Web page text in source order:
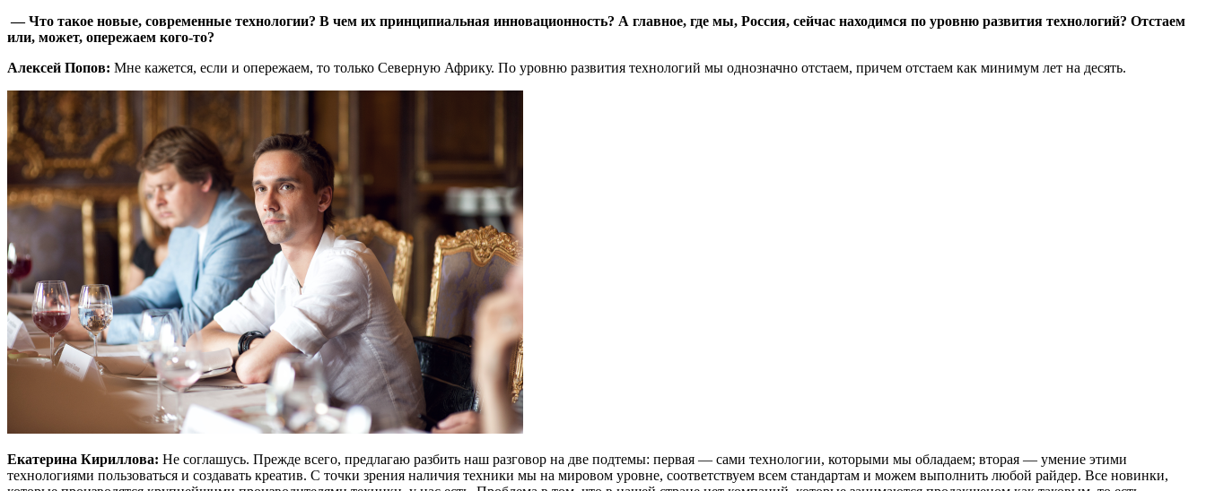
— Что такое новые, современные технологии? В чем их принципиальная инновационность? А главное, где мы, Россия, сейчас находимся по уровню развития технологий? Отстаем
или, может, опережаем кого-то?
Алексей Попов: Мне кажется, если и опережаем, то только Северную Африку. По уровню развития технологий мы однозначно отстаем, причем отстаем как минимум лет на десять.
Екатерина Кириллова: Не соглашусь. Прежде всего, предлагаю разбить наш разговор на две подтемы: первая — сами технологии, которыми мы обладаем; вторая — умение этими
технологиями пользоваться и создавать креатив. С точки зрения наличия техники мы на мировом уровне, соответствуем всем стандартам и можем выполнить любой райдер. Все новинки,